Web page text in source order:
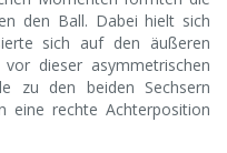
den Ball. Dabei hielt sich
sich auf den äußeren
dieser asymmetrischen
zu den beiden Sechsern
rechte Achterposition